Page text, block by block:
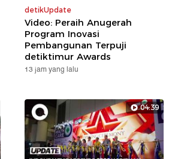
detikUpdate
Video: Peraih Anugerah
Program Inovasi
Pembangunan Terpuji
detiktimur Awards
13 jam yang lalu
04:39